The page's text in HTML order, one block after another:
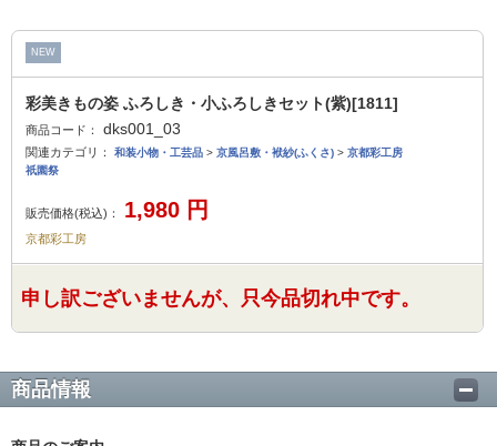
NEW
彩美きもの姿 ふろしき・小ふろしきセット(紫)[1811]
商品コード： dks001_03
関連カテゴリ： 和装小物・工芸品 > 京風呂敷・袱紗(ふくさ) > 京都彩工房
祇園祭
販売価格(税込)： 1,980 円
京都彩工房
申し訳ございませんが、只今品切れ中です。
商品情報